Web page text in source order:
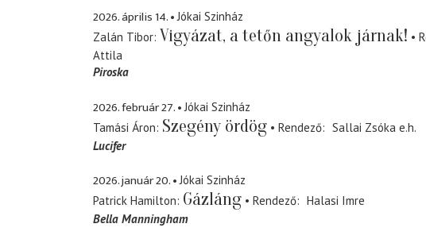
2026. április 14.
Jókai Szinház
Zalán Tibor Vigyázat, a tetőn angyalok járnak!
Attila
Piroska
2026. február 27.
Jókai Szinház
Tamási Áron Szegény ördög Rendező Sallai Zsóka e.h.
Lucifer
2026. január 20.
Jókai Szinház
Patrick Hamilton Gázláng Rendező
Halasi Imre
Bella Manningham